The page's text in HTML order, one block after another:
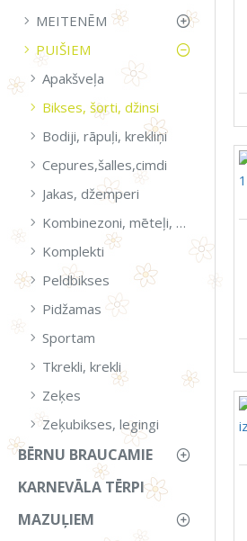
MEITENĒM
PUIŠIEM
Apakšveļa
Bikses, šorti, džinsi
Bodiji, rāpuļi, krekliņi
Cepures,šalles,cimdi
Jakas, džemperi
Kombinezoni, mēteļi, virsjakas
Komplekti
Peldbikses
Pidžamas
Sportam
Tkrekli, krekli
Zeķes
Zeķubikses, legingi
BĒRNU BRAUCAMIE
KARNEVĀLA TĒRPI
MAZUĻIEM